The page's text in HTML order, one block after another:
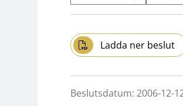
Ladda ner beslut
Beslutsdatum: 2006-12-